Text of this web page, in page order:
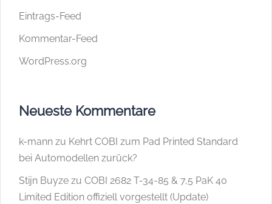
Eintrags-Feed
Kommentar-Feed
WordPress.org
Neueste Kommentare
k-mann zu Kehrt COBI zum Pad Printed Standard
bei Automodellen zurück?
Stijn Buyze zu COBI 2682 T-34-85 & 7,5 PaK 40
Limited Edition offiziell vorgestellt (Update)